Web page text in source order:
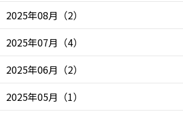
2025年08月 （2）
2025年07月 （4）
2025年06月 （2）
2025年05月 （1）